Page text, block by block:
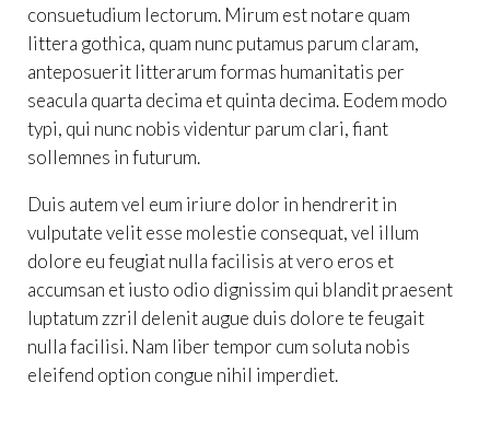
consuetudium lectorum. Mirum est notare quam
littera gothica, quam nunc putamus parum claram,
anteposuerit litterarum formas humanitatis per
seacula quarta decima et quinta decima. Eodem modo
typi, qui nunc nobis videntur parum clari, fiant
sollemnes in futurum.
Duis autem vel eum iriure dolor in hendrerit in
vulputate velit esse molestie consequat, vel illum
dolore eu feugiat nulla facilisis at vero eros et
accumsan et iusto odio dignissim qui blandit praesent
luptatum zzril delenit augue duis dolore te feugait
nulla facilisi. Nam liber tempor cum soluta nobis
eleifend option congue nihil imperdiet.